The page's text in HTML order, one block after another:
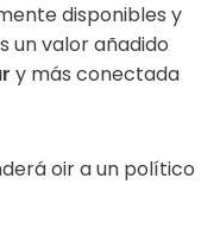
disponibles y
un valor añadido
y más conectada
oir a un político